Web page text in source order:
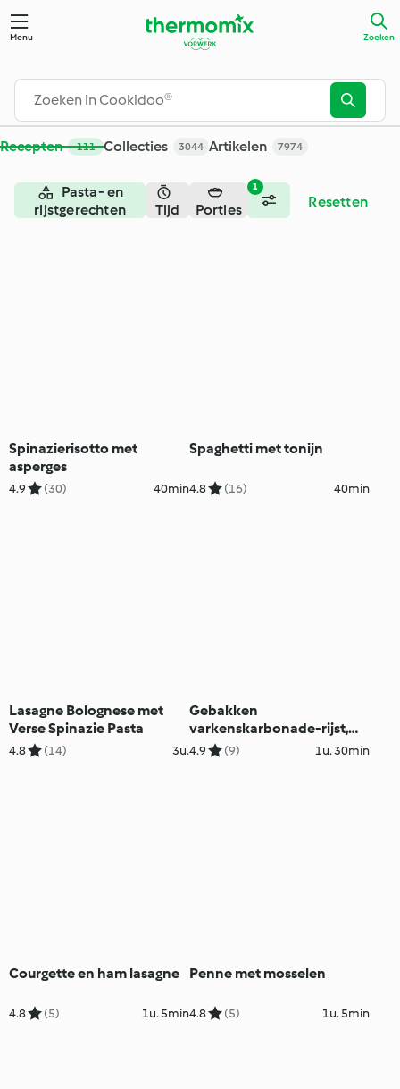
Menu Zoeken
Recepten 111 Collecties 3044 Artikelen 7974
1
Pasta- en
rijstgerechten
Tijd Porties Resetten
Spinazierisotto met
asperges
4.9 (30) 40min
Spaghetti met tonijn
4.8 (16) 40min
Lasagne Bolognese met
Verse Spinazie Pasta
4.8 (14) 3u.
Gebakken
varkenskarbonade-rijst,
Hong Kong-stijl
4.9 (9) 1u. 30min
Courgette en ham lasagne
4.8 (5) 1u. 5min
Penne met mosselen
4.8 (5) 1u. 5min
Zoeken - Cookidoo® – het officiële Thermomix®-